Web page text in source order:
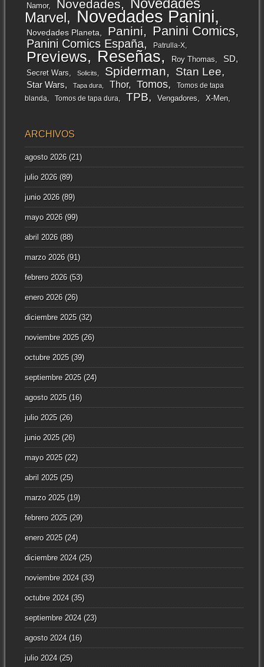
Namor Novedades
Marvel
Novedades Panini
Novedades Planeta Panini Panini Comics
Panini Comics España Patrulla-X
Previews Reseñas Roy Thomas SD
Secret Wars Solicits Spiderman Stan Lee
Star Wars Tapa dura Thor Tomos
Tomos de tapa
blanda
Tomos de tapa dura TPB Vengadores X-Men
ARCHIVOS
agosto 2026(21)
julio 2026(89)
junio 2026(89)
mayo 2026(99)
abril 2026(88)
marzo 2026(91)
febrero 2026(53)
enero 2026(26)
diciembre 2025(32)
noviembre 2025(26)
octubre 2025(39)
septiembre 2025(24)
agosto 2025(16)
julio 2025(26)
junio 2025(26)
mayo 2025(22)
abril 2025(25)
marzo 2025(19)
febrero 2025(29)
enero 2025(24)
diciembre 2024(25)
noviembre 2024(33)
octubre 2024(35)
septiembre 2024(23)
agosto 2024(16)
julio 2024(25)